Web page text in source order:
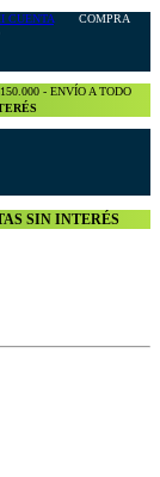
CUENTA COMPRA
- ENVÍO A TODO
SIN INTERÉS